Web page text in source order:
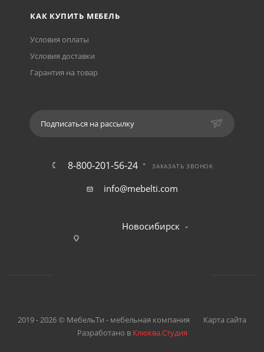
КАК КУПИТЬ МЕБЕЛЬ
Условия оплаты
Условия доставки
Гарантия на товар
Подписаться на рассылку
8-800-201-56-24 ЗАКАЗАТЬ ЗВОНОК
info@mebelti.com
Новосибирск
2019 - 2026 © МебельТи - мебельная компания
Карта сайта
Разработано в Клюква.Студия